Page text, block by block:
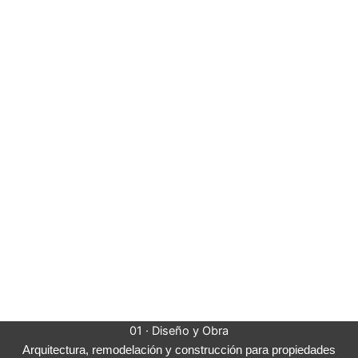
01 · Diseño y Obra
Arquitectura, remodelación y construcción para propiedades